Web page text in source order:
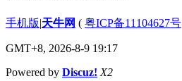
手机版|天牛网 ( 粤ICP备11104627号
GMT+8, 2026-8-9 19:17
Powered by Discuz! X2